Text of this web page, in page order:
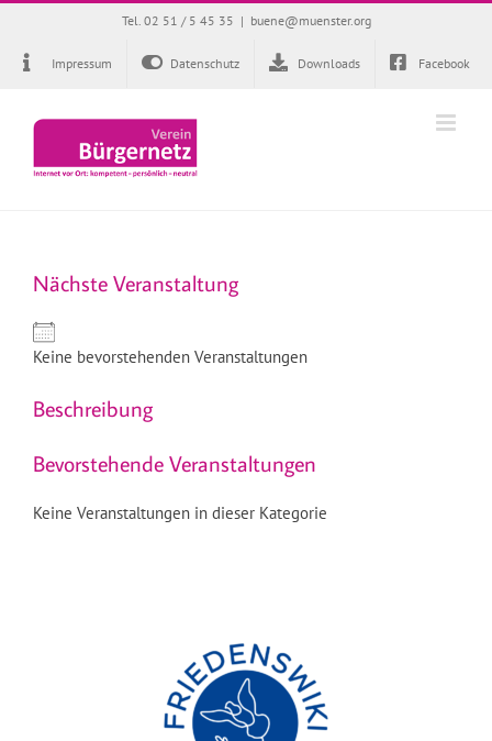
Zum
springen
Tel. 02 51 / 5 45 35 | buene@muenster.org
Impressum Datenschutz Downloads Facebook
Nächste Veranstaltung
Keine bevorstehenden Veranstaltungen
Beschreibung
Bevorstehende Veranstaltungen
Keine Veranstaltungen in dieser Kategorie